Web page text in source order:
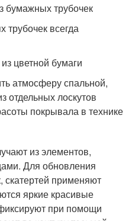
бумажных трубочек
трубочек всегда
цветной бумаги
атмосферу спальной,
отдельных лоскутов
покрывала в технике
из элементов,
Для обновления
скатертей применяют
яркие красивые
при помощи